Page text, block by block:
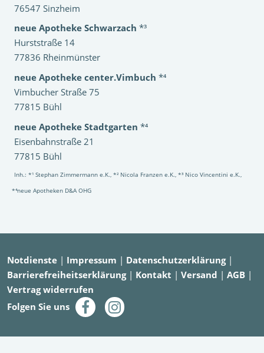
76547 Sinzheim
neue Apotheke Schwarzach *³
Hurststraße 14
77836 Rheinmünster
neue Apotheke center.Vimbuch *⁴
Vimbucher Straße 75
77815 Bühl
neue Apotheke Stadtgarten *⁴
Eisenbahnstraße 21
77815 Bühl
Inh.: *¹ Stephan Zimmermann e.K., *² Nicola Franzen e.K., *³ Nico Vincentini e.K.,
*⁴neue Apotheken D&A OHG
Notdienste | Impressum | Datenschutzerklärung|
Barrierefreiheitserklärung| Kontakt | Versand | AGB |
Vertrag widerrufen
Folgen Sie uns